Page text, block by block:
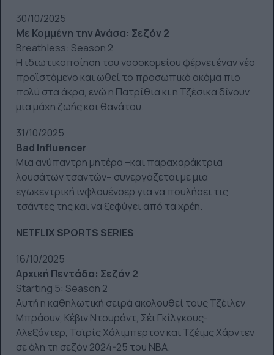
30/10/2025
Με Κομμένη την Ανάσα: Σεζόν 2
Breathless: Season 2
Η ιδιωτικοποίηση του νοσοκομείου φέρνει έναν νέο
προϊστάμενο και ωθεί το προσωπικό ακόμα πιο
πολύ στα άκρα, ενώ η Πατρίθια κι η Τζέσικα δίνουν
μια μάχη ζωής και θανάτου.
31/10/2025
Bad Influencer
Μια ανύπαντρη μητέρα –και παραχαράκτρια
λουσάτων τσαντών– συνεργάζεται με μια
εγωκεντρική ινφλουένσερ για να πουλήσει τις
τσάντες της και να ξεφύγει από τα χρέη.
NETFLIX SPORTS SERIES
16/10/2025
Αρχική Πεντάδα: Σεζόν 2
Starting 5: Season 2
Αυτή η καθηλωτική σειρά ακολουθεί τους Τζέιλεν
Μπράουν, Κέβιν Ντουράντ, Σέι Γκίλγκους-
Αλεξάντερ, Ταϊρίς Χάλιμπερτον και Τζέιμς Χάρντεν
σε όλη τη σεζόν 2024-25 του NBA.